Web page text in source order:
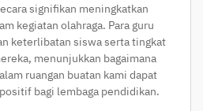
signifikan meningkatkan
kegiatan olahraga. Para guru
keterlibatan siswa serta tingkat
menunjukkan bagaimana
ruangan buatan kami dapat
bagi lembaga pendidikan.